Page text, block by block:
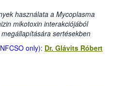
használata a Mycoplasma
mikotoxin interakciójából
sertésekben
only): Dr. Glávits Róbert